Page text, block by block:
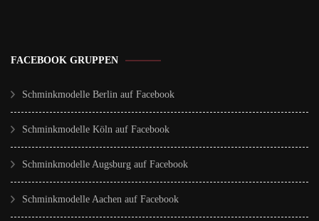
FACEBOOK GRUPPEN
Schminkmodelle Berlin auf Facebook
Schminkmodelle Köln auf Facebook
Schminkmodelle Augsburg auf Facebook
Schminkmodelle Aachen auf Facebook